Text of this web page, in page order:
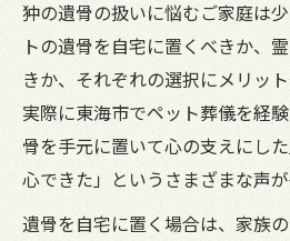
狆の遺骨の扱いに悩むご家庭は
トの遺骨を自宅に置くべきか、
きか、それぞれの選択にメリッ
実際に東海市でペット葬儀を経
骨を手元に置いて心の支えにし
心できた」というさまざまな声が
遺骨を自宅に置く場合は、家族